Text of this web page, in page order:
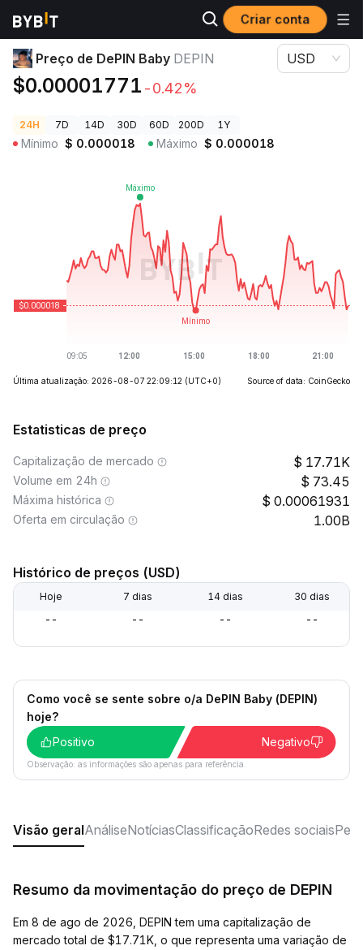
Criar conta
Preços de Criptomoedas Preço de DePIN Baby DEPIN
Preço de DePIN Baby DEPIN
$0.00001771 -0.42%
USD
24H 7D 14D 30D 60D 200D 1Y
Mínimo $ 0.000018 Máximo $ 0.000018
Última atualização: 2026-08-07 22:09:12 (UTC+0) Source of data: CoinGecko
Estatisticas de preço
Capitalização de mercado 17.71K
Volume em 24h 73.45
Máxima histórica 0.00061931
Oferta em circulação 1.00B
Histórico de preços (USD)
Hoje 7 dias 14 dias 30 dias
-- -- -- --
Como você se sente sobre o/a DePIN Baby (DEPIN)
hoje?
Positivo
Negativo
Observação: as informações são apenas para referência.
Visão geralAnáliseNotíciasClassificaçãoRedes sociais
Resumo da movimentação do preço de DEPIN
Em 8 de ago de 2026, DEPIN tem uma capitalização de
mercado total de $17.71K, o que representa uma variação de